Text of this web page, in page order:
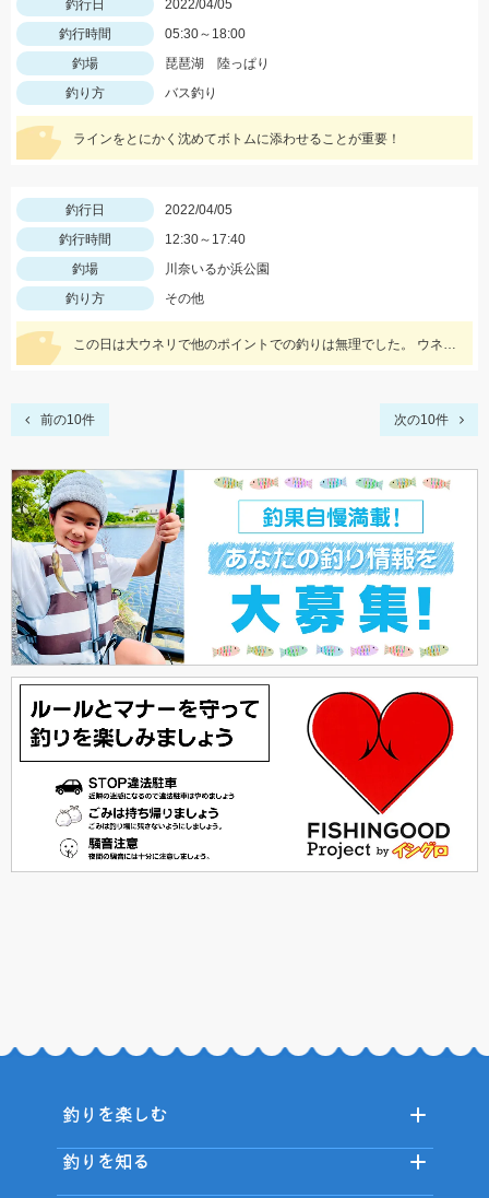
釣行日
2022/04/05
釣行時間
05:30～18:00
釣場
琵琶湖 陸っぱり
釣り方
バス釣り
ラインをとにかく沈めてボトムに添わせることが重要！
釣行日
2022/04/05
釣行時間
12:30～17:40
釣場
川奈いるか浜公園
釣り方
その他
この日は大ウネリで他のポイントでの釣りは無理でした。 ウネリに強いこのポイントでも波は大きかったですが、 沖目のポイントでアタリが良く出ました！
前の10件 次の10件
釣りを楽しむ
釣りを知る